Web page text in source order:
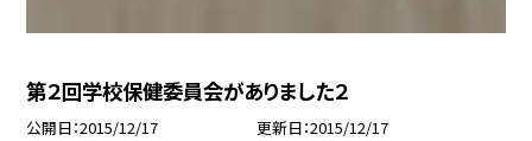
第２回学校保健委員会がありました２
公開日 2015/12/17 更新日 2015/12/17